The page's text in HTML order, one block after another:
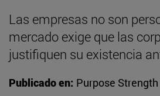
Las empresas no son
mercado exige que las
justifiquen su existencia
Publicado en: Purpose